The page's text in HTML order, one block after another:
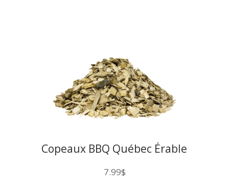
Copeaux BBQ Québec Érable
7.99$